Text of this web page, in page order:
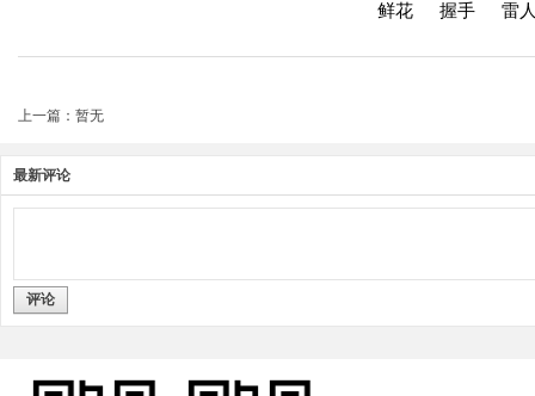
鲜花 握手 雷
上一篇：暂无
最新评论
评论